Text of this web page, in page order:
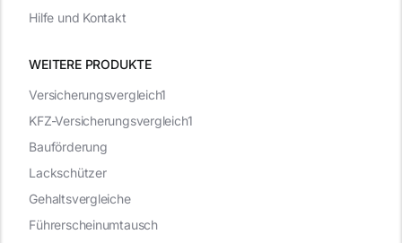
WEITERE PRODUKTE
Versicherungsvergleich1
KFZ-Versicherungsvergleich1
Bauförderung
Lackschützer
Gehaltsvergleiche
Führerscheinumtausch
Hilfe und Kontakt